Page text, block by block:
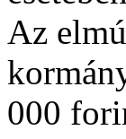
Az
000